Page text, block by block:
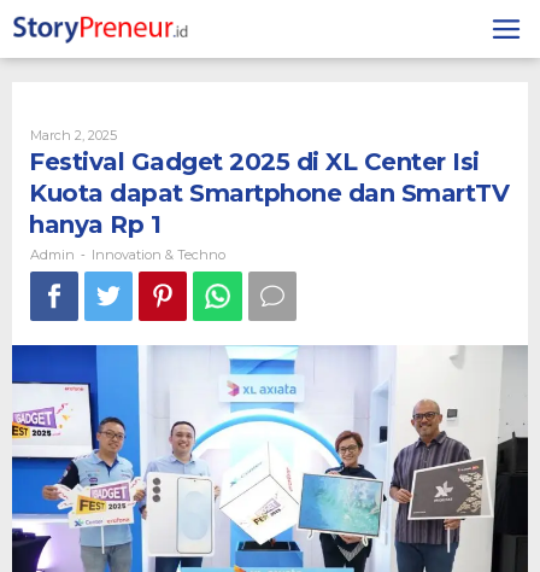
to
content
March 2, 2025By
Admin
Festival Gadget 2025 di XL Center Isi
Kuota dapat Smartphone dan SmartTV
hanya Rp 1
Admin - Innovation & Techno